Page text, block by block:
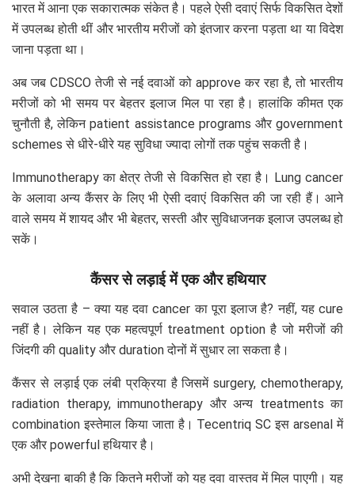
भारत में आना एक सकारात्मक संकेत है। पहले ऐसी दवाएं सिर्फ विकसित देशों
में उपलब्ध होती थीं और भारतीय मरीजों को इंतजार करना पड़ता था या विदेश
जाना पड़ता था।
अब जब CDSCO तेजी से नई दवाओं को approve कर रहा है, तो भारतीय
मरीजों को भी समय पर बेहतर इलाज मिल पा रहा है। हालांकि कीमत एक
चुनौती है, लेकिन patient assistance programs और government
schemes से धीरे-धीरे यह सुविधा ज्यादा लोगों तक पहुंच सकती है।
Immunotherapy का क्षेत्र तेजी से विकसित हो रहा है। Lung cancer
के अलावा अन्य कैंसर के लिए भी ऐसी दवाएं विकसित की जा रही हैं। आने
वाले समय में शायद और भी बेहतर, सस्ती और सुविधाजनक इलाज उपलब्ध हो
सकें।
कैंसर से लड़ाई में एक और हथियार
सवाल उठता है – क्या यह दवा cancer का पूरा इलाज है? नहीं, यह cure
नहीं है। लेकिन यह एक महत्वपूर्ण treatment option है जो मरीजों की
जिंदगी की quality और duration दोनों में सुधार ला सकता है।
कैंसर से लड़ाई एक लंबी प्रक्रिया है जिसमें surgery, chemotherapy,
radiation therapy, immunotherapy और अन्य treatments का
combination इस्तेमाल किया जाता है। Tecentriq SC इस arsenal में
एक और powerful हथियार है।
अभी देखना बाकी है कि कितने मरीजों को यह दवा वास्तव में मिल पाएगी। यह